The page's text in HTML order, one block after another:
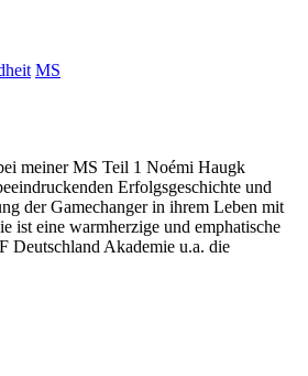
MS
meiner MS Teil 1 Noémi Haugk
Erfolgsgeschichte und
der Gamechanger in ihrem Leben mit
ist eine warmherzige und emphatische
Deutschland Akademie u.a. die